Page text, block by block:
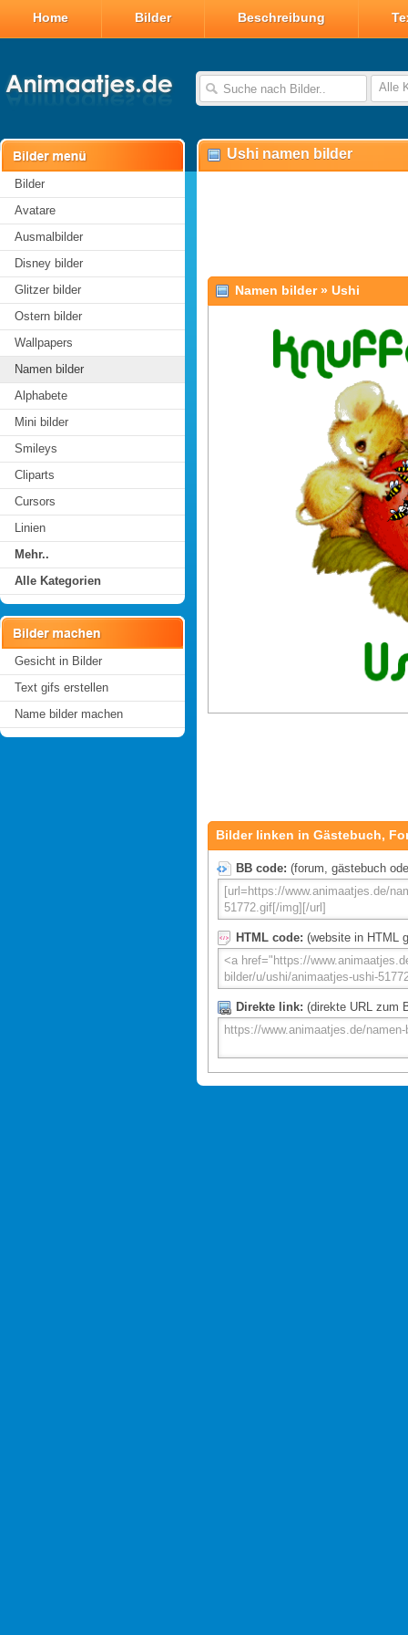
Home Bilder Beschreibung
Alle
Bilder
Avatare
Ausmalbilder
Disney bilder
Glitzer bilder
Ostern bilder
Wallpapers
Namen bilder
Alphabete
Mini bilder
Smileys
Cliparts
Cursors
Linien
Mehr..
Alle Kategorien
Gesicht in Bilder
Text gifs erstellen
Name bilder machen
Ushi namen bilder
Namen bilder» Ushi
Bilder linken in Gästebuch,
BB code: (forum, gästebuch
HTML code: (website in HTML
Direkte link: (direkte URL zum